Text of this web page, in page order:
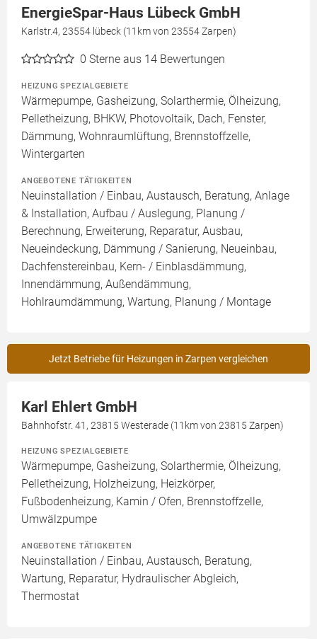
EnergieSpar-Haus Lübeck GmbH
Karlstr.4, 23554 lübeck (11km von 23554 Zarpen)
0 Sterne aus 14 Bewertungen
HEIZUNG SPEZIALGEBIETE
Wärmepumpe, Gasheizung, Solarthermie, Ölheizung,
Pelletheizung, BHKW, Photovoltaik, Dach, Fenster,
Dämmung, Wohnraumlüftung, Brennstoffzelle,
Wintergarten
ANGEBOTENE TÄTIGKEITEN
Neuinstallation / Einbau, Austausch, Beratung, Anlage
& Installation, Aufbau / Auslegung, Planung /
Berechnung, Erweiterung, Reparatur, Ausbau,
Neueindeckung, Dämmung / Sanierung, Neueinbau,
Dachfenstereinbau, Kern- / Einblasdämmung,
Innendämmung, Außendämmung,
Hohlraumdämmung, Wartung, Planung / Montage
Jetzt Betriebe für Heizungen in Zarpen vergleichen
Karl Ehlert GmbH
Bahnhofstr. 41, 23815 Westerade (11km von 23815 Zarpen)
HEIZUNG SPEZIALGEBIETE
Wärmepumpe, Gasheizung, Solarthermie, Ölheizung,
Pelletheizung, Holzheizung, Heizkörper,
Fußbodenheizung, Kamin / Ofen, Brennstoffzelle,
Umwälzpumpe
ANGEBOTENE TÄTIGKEITEN
Neuinstallation / Einbau, Austausch, Beratung,
Wartung, Reparatur, Hydraulischer Abgleich,
Thermostat